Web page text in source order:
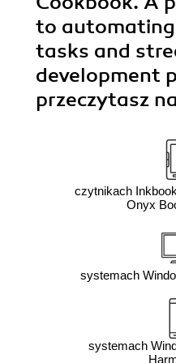
to
tasks and
development
przeczytasz
czytnikach
Onyx
systemach
systemach